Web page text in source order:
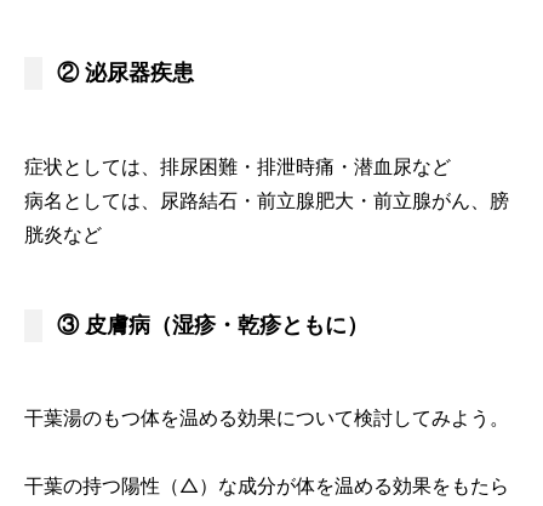
② 泌尿器疾患
症状としては、排尿困難・排泄時痛・潜血尿など
病名としては、尿路結石・前立腺肥大・前立腺がん、膀
胱炎など
③ 皮膚病（湿疹・乾疹ともに）
干葉湯のもつ体を温める効果について検討してみよう。
干葉の持つ陽性（△）な成分が体を温める効果をもたら